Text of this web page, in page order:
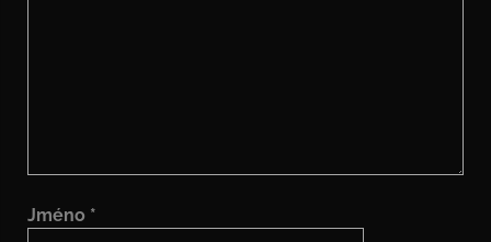
Jméno *